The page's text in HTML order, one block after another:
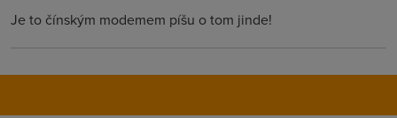
Je to čínským modemem píšu o tom jinde!